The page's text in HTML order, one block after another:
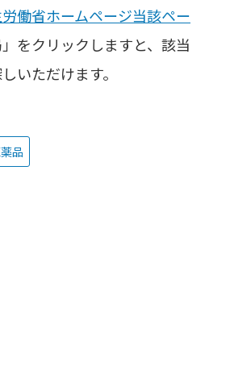
働省ホームページ当該ペー
をクリックしますと、該当
いただけます。
品